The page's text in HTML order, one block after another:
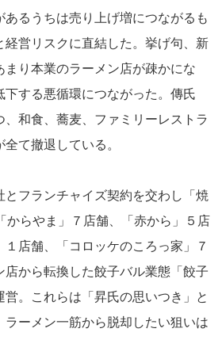
るうちは売り上げ増につながるも
経営リスクに直結した。挙げ句、新
まり本業のラーメン店が疎かにな
下する悪循環につながった。傳氏
、和食、蕎麦、ファミリーレストラ
て撤退している。
フランチャイズ契約を交わし「焼
からやま」７店舗、「赤から」５店
店舗、「コロッケのころっ家」７
店から転換した餃子バル業態「餃子
。これらは「昇氏の思いつき」と
ラーメン一筋から脱却したい狙いは